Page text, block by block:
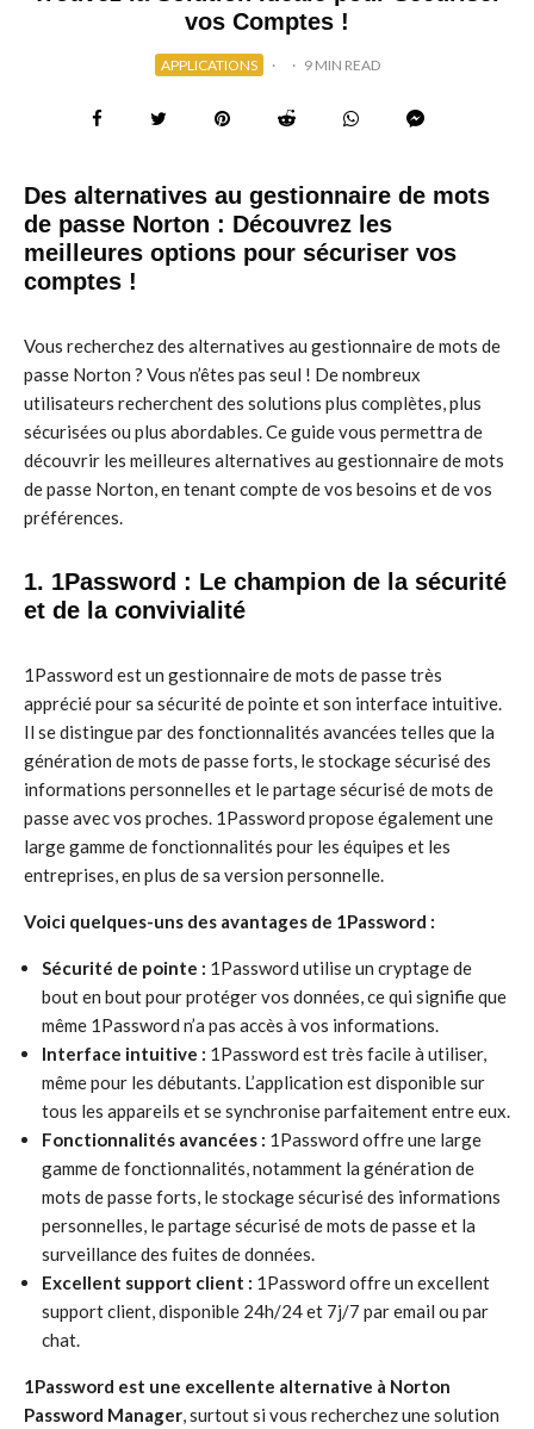
vos Comptes !
APPLICATIONS · · 9 MIN READ
Des alternatives au gestionnaire de mots
de passe Norton : Découvrez les
meilleures options pour sécuriser vos
comptes !
Vous recherchez des alternatives au gestionnaire de mots de
passe Norton ? Vous n’êtes pas seul ! De nombreux
utilisateurs recherchent des solutions plus complètes, plus
sécurisées ou plus abordables. Ce guide vous permettra de
découvrir les meilleures alternatives au gestionnaire de mots
de passe Norton, en tenant compte de vos besoins et de vos
préférences.
1. 1Password : Le champion de la sécurité
et de la convivialité
1Password est un gestionnaire de mots de passe très
apprécié pour sa sécurité de pointe et son interface intuitive.
Il se distingue par des fonctionnalités avancées telles que la
génération de mots de passe forts, le stockage sécurisé des
informations personnelles et le partage sécurisé de mots de
passe avec vos proches. 1Password propose également une
large gamme de fonctionnalités pour les équipes et les
entreprises, en plus de sa version personnelle.
Voici quelques-uns des avantages de 1Password :
Sécurité de pointe : 1Password utilise un cryptage de
bout en bout pour protéger vos données, ce qui signifie que
même 1Password n’a pas accès à vos informations.
Interface intuitive : 1Password est très facile à utiliser,
même pour les débutants. L’application est disponible sur
tous les appareils et se synchronise parfaitement entre eux.
Fonctionnalités avancées : 1Password offre une large
gamme de fonctionnalités, notamment la génération de
mots de passe forts, le stockage sécurisé des informations
personnelles, le partage sécurisé de mots de passe et la
surveillance des fuites de données.
Excellent support client : 1Password offre un excellent
support client, disponible 24h/24 et 7j/7 par email ou par
chat.
1Password est une excellente alternative à Norton
Password Manager, surtout si vous recherchez une solution